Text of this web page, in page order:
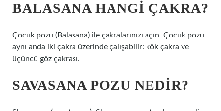
BALASANA HANGI ÇAKRA?
Çocuk pozu (Balasana) ile çakralarınızı açın. Çocuk pozu
aynı anda iki çakra üzerinde çalışabilir: kök çakra ve
üçüncü göz çakrası.
SAVASANA POZU NEDIR?